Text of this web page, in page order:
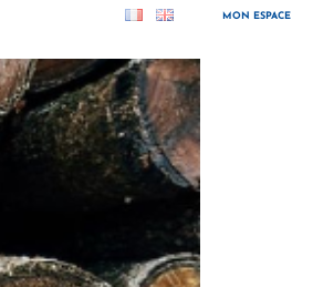
MON ESPACE